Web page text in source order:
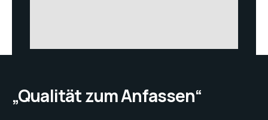
„Qualität zum Anfassen“